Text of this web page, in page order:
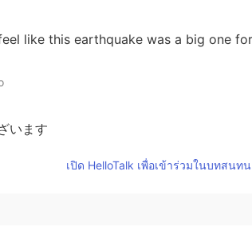
like this earthquake was a big one
います
เปิด HelloTalk เพื่อเข้าร่วมในบทสนท